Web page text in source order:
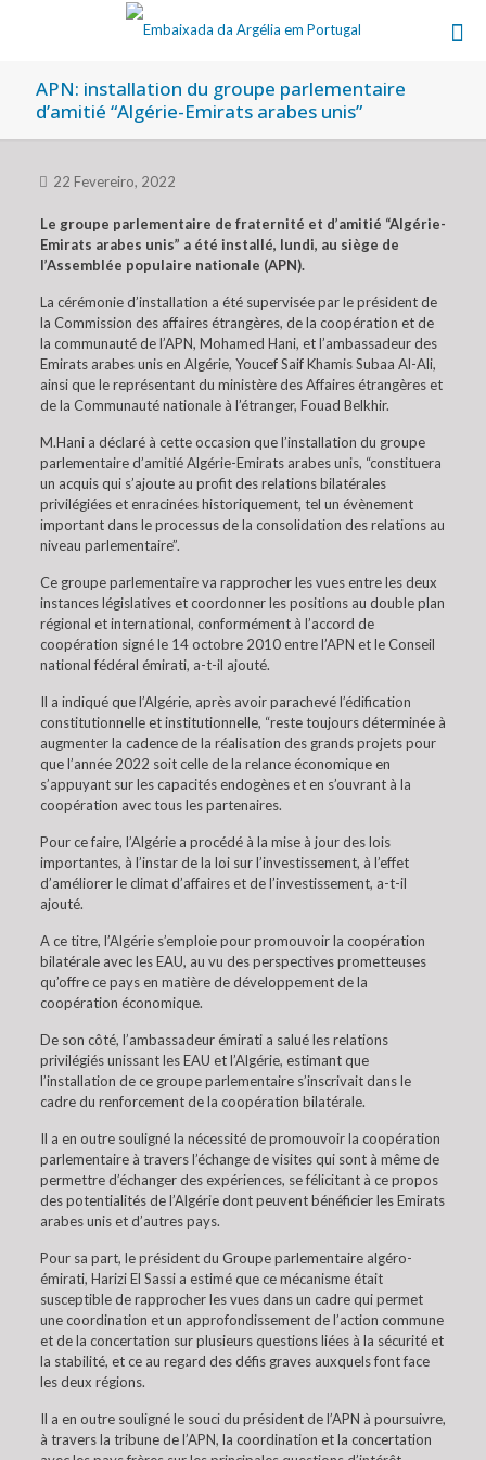
APN: installation du groupe parlementaire
d’amitié “Algérie-Emirats arabes unis”
22 Fevereiro, 2022
Le groupe parlementaire de fraternité et d’amitié “Algérie-
Emirats arabes unis” a été installé, lundi, au siège de
l’Assemblée populaire nationale (APN).
La cérémonie d’installation a été supervisée par le président de
la Commission des affaires étrangères, de la coopération et de
la communauté de l’APN, Mohamed Hani, et l’ambassadeur des
Emirats arabes unis en Algérie, Youcef Saif Khamis Subaa Al-Ali,
ainsi que le représentant du ministère des Affaires étrangères et
de la Communauté nationale à l’étranger, Fouad Belkhir.
M.Hani a déclaré à cette occasion que l’installation du groupe
parlementaire d’amitié Algérie-Emirats arabes unis, “constituera
un acquis qui s’ajoute au profit des relations bilatérales
privilégiées et enracinées historiquement, tel un évènement
important dans le processus de la consolidation des relations au
niveau parlementaire”.
Ce groupe parlementaire va rapprocher les vues entre les deux
instances législatives et coordonner les positions au double plan
régional et international, conformément à l’accord de
coopération signé le 14 octobre 2010 entre l’APN et le Conseil
national fédéral émirati, a-t-il ajouté.
Il a indiqué que l’Algérie, après avoir parachevé l’édification
constitutionnelle et institutionnelle, “reste toujours déterminée à
augmenter la cadence de la réalisation des grands projets pour
que l’année 2022 soit celle de la relance économique en
s’appuyant sur les capacités endogènes et en s’ouvrant à la
coopération avec tous les partenaires.
Pour ce faire, l’Algérie a procédé à la mise à jour des lois
importantes, à l’instar de la loi sur l’investissement, à l’effet
d’améliorer le climat d’affaires et de l’investissement, a-t-il
ajouté.
A ce titre, l’Algérie s’emploie pour promouvoir la coopération
bilatérale avec les EAU, au vu des perspectives prometteuses
qu’offre ce pays en matière de développement de la
coopération économique.
De son côté, l’ambassadeur émirati a salué les relations
privilégiés unissant les EAU et l’Algérie, estimant que
l’installation de ce groupe parlementaire s’inscrivait dans le
cadre du renforcement de la coopération bilatérale.
Il a en outre souligné la nécessité de promouvoir la coopération
parlementaire à travers l’échange de visites qui sont à même de
permettre d’échanger des expériences, se félicitant à ce propos
des potentialités de l’Algérie dont peuvent bénéficier les Emirats
arabes unis et d’autres pays.
Pour sa part, le président du Groupe parlementaire algéro-
émirati, Harizi El Sassi a estimé que ce mécanisme était
susceptible de rapprocher les vues dans un cadre qui permet
une coordination et un approfondissement de l’action commune
et de la concertation sur plusieurs questions liées à la sécurité et
la stabilité, et ce au regard des défis graves auxquels font face
les deux régions.
Il a en outre souligné le souci du président de l’APN à poursuivre,
à travers la tribune de l’APN, la coordination et la concertation